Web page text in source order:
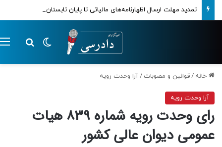
تمدید مهلت ارسال اظهارنامه‌های مالیاتی تا پایان تابستان 1405
تغییر پوسته
خانه /قوانین و مصوبات /آرا وحدت رویه
آرا وحدت رویه
رای وحدت رویه شماره 839 هیات‌
عمومی دیوان ‌عالی ‌کشور